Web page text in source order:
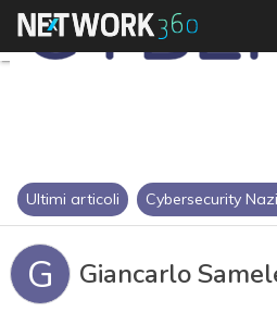
Ultimi articoli Cybersecurity
G Giancarlo